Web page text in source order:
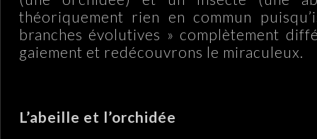
théoriquement rien en commun
branches évolutives » complètement
gaiement et redécouvrons le miraculeux.
L’abeille et l’orchidée